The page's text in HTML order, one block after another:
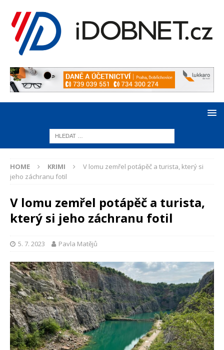
HOME KRIMI
V lomu zemřel potápěč a turista, který si
jeho záchranu fotil
V lomu zemřel potápěč a turista,
který si jeho záchranu fotil
5. 7. 2023 Pavla Matějů